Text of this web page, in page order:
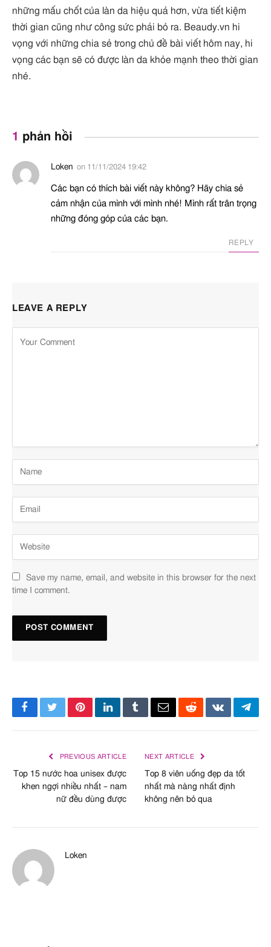
những mấu chốt của làn da hiệu quả hơn, vừa tiết kiệm
thời gian cũng như công sức phải bỏ ra. Beaudy.vn hi
vọng với những chia sẻ trong chủ đề bài viết hôm nay, hi
vọng các bạn sẽ có được làn da khỏe mạnh theo thời gian
nhé.
1 phản hồi
Loken on 11/11/2024 19:42
Các bạn có thích bài viết này không? Hãy chia sẻ
cảm nhận của mình với mình nhé! Mình rất trân trọng
những đóng góp của các bạn.
REPLY
LEAVE A REPLY
Save my name, email, and website in this browser for the next
time I comment.
FacebookTwitterPinterestLinkedInTumblrEmailRedditVKontakte
PREVIOUS ARTICLE
Top 15 nước hoa unisex được
khen ngợi nhiều nhất – nam
nữ đều dùng được
NEXT ARTICLE
Top 8 viên uống đẹp da tốt
nhất mà nàng nhất định
không nên bỏ qua
Loken